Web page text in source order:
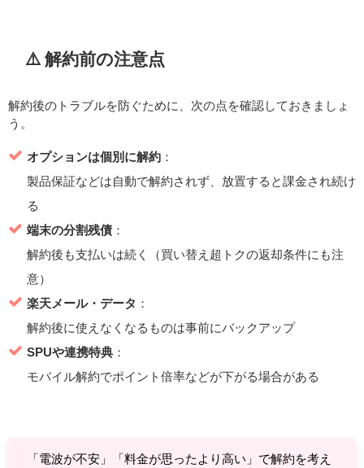
⚠️ 解約前の注意点
解約後のトラブルを防ぐために、次の点を確認しておきましょ
う。
オプションは個別に解約：
製品保証などは自動で解約されず、放置すると課金され続け
る
端末の分割残債：
解約後も支払いは続く（買い替え超トクの返却条件にも注
意）
楽天メール・データ ：
解約後に使えなくなるものは事前にバックアップ
SPUや連携特典：
モバイル解約でポイント倍率などが下がる場合がある
「電波が不安」「料金が思ったより高い」で解約を考え